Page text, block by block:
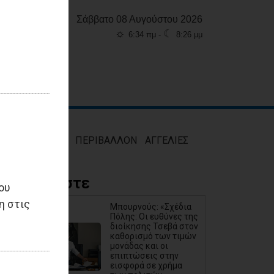
στις
Σάββατο 08 Αυγούστου 2026
☼ 6:34 πμ - ☾ 8:26 μμ
ΠΕΡΙΒΑΛΛΟΝ ΑΓΓΕΛΙΕΣ
Διαβάστε
Μπουρνούς: «Σχέδια
Πόλης: Οι ευθύνες της
διοίκησης Τσεβά στον
καθορισμό των τιμών
μονάδας και οι
επιπτώσεις στην
εισφορά σε χρήμα